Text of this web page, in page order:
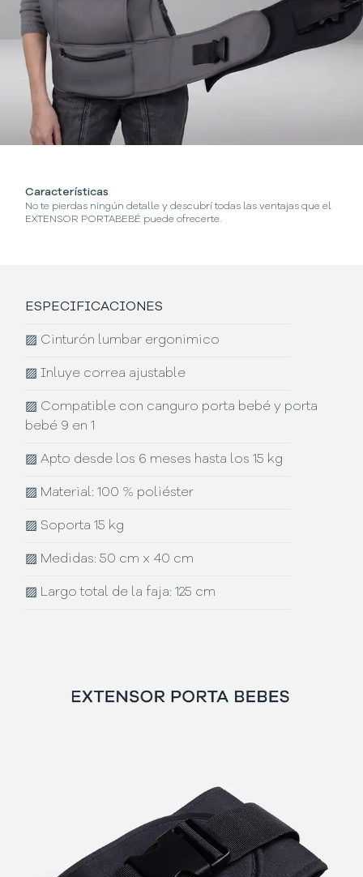
Características
No te pierdas ningún detalle y descubrí todas las ventajas que el
EXTENSOR PORTABEBÉ puede ofrecerte.
ESPECIFICACIONES
▨ Cinturón lumbar ergonimico
▨ Inluye correa ajustable
▨ Compatible con canguro porta bebé y porta
bebé 9 en 1
▨ Apto desde los 6 meses hasta los 15 kg
▨ Material: 100 % poliéster
▨ Soporta 15 kg
▨ Medidas: 50 cm x 40 cm
▨ Largo total de la faja: 125 cm